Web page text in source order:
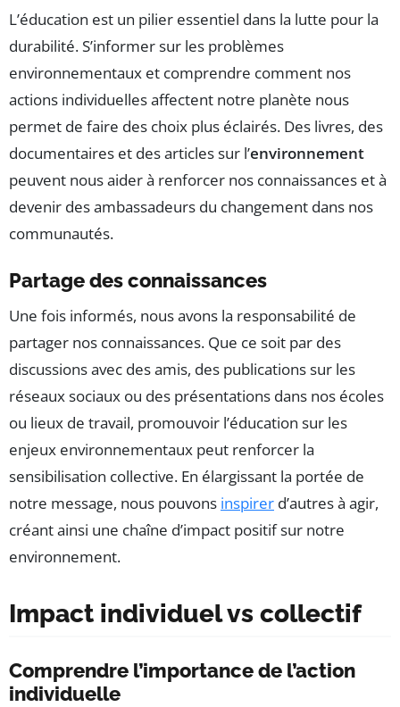
L’éducation est un pilier essentiel dans la lutte pour la
durabilité. S’informer sur les problèmes
environnementaux et comprendre comment nos
actions individuelles affectent notre planète nous
permet de faire des choix plus éclairés. Des livres, des
documentaires et des articles sur l’environnement
peuvent nous aider à renforcer nos connaissances et à
devenir des ambassadeurs du changement dans nos
communautés.
Partage des connaissances
Une fois informés, nous avons la responsabilité de
partager nos connaissances. Que ce soit par des
discussions avec des amis, des publications sur les
réseaux sociaux ou des présentations dans nos écoles
ou lieux de travail, promouvoir l’éducation sur les
enjeux environnementaux peut renforcer la
sensibilisation collective. En élargissant la portée de
notre message, nous pouvons inspirer d’autres à agir,
créant ainsi une chaîne d’impact positif sur notre
environnement.
Impact individuel vs collectif
Comprendre l’importance de l’action
individuelle